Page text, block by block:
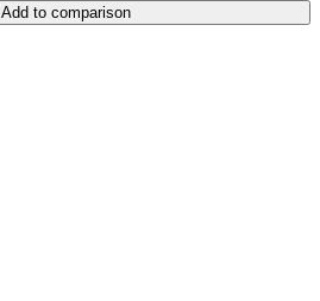
Add to comparison